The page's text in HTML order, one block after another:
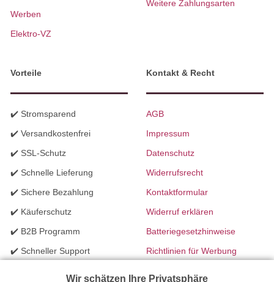
Werben
Elektro-VZ
Weitere Zahlungsarten
Vorteile
✔️ Stromsparend
✔️ Versandkostenfrei
✔️ SSL-Schutz
✔️ Schnelle Lieferung
✔️ Sichere Bezahlung
✔️ Käuferschutz
✔️ B2B Programm
✔️ Schneller Support
Kontakt & Recht
AGB
Impressum
Datenschutz
Widerrufsrecht
Kontaktformular
Widerruf erklären
Batteriegesetzhinweise
Richtlinien für Werbung
Wir schätzen Ihre Privatsphäre